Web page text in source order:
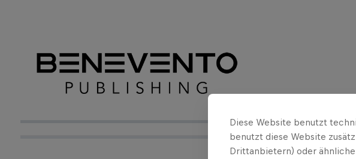
Diese Website benutzt
benutzt diese Website
Drittanbietern) oder ähnliche